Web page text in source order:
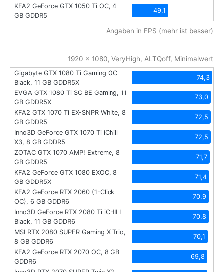
KFA2 GeForce GTX 1050 Ti OC, 4
GB GDDR5
49,1
Angaben in FPS (mehr ist besser)
1920 x 1080, VeryHigh, ALTQoff, Minimalwert
Gigabyte GTX 1080 Ti Gaming OC
Black, 11 GB GDDR5X
74,3
EVGA GTX 1080 Ti SC BE Gaming, 11
GB GDDR5X
73,0
KFA2 GTX 1070 Ti EX-SNPR White, 8
GB GDDR5
72,5
Inno3D GeForce GTX 1070 Ti iChill
X3, 8 GB GDDR5
72,5
ZOTAC GTX 1070 AMP! Extreme, 8
GB GDDR5
71,7
KFA2 GeForce GTX 1080 EXOC, 8
GB GDDR5X
71,4
KFA2 GeForce RTX 2060 (1-Click
OC), 6 GB GDDR6
70,9
Inno3D GeForce RTX 2080 Ti iCHILL
Black, 11 GB GDDR6
70,8
MSI RTX 2080 SUPER Gaming X Trio,
8 GB GDDR6
70,1
KFA2 GeForce RTX 2070 OC, 8 GB
GDDR6
69,8